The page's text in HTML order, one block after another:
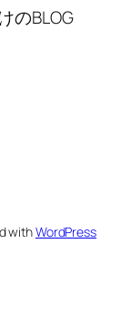
のBLOG
withWordPress